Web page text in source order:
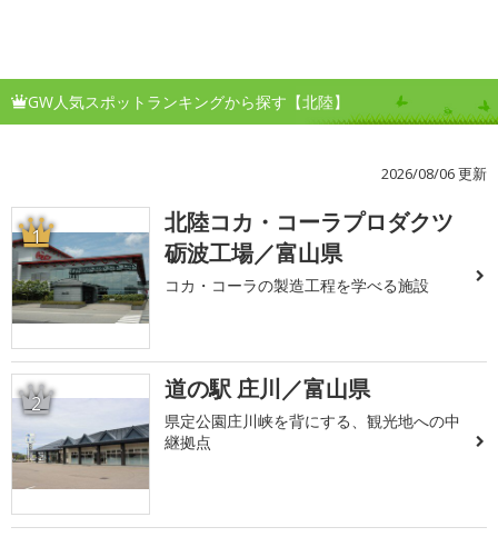
GW人気スポットランキングから探す【北陸】
2026/08/06 更新
1
北陸コカ・コーラプロダクツ
砺波工場／富山県
コカ・コーラの製造工程を学べる施設
2 道の駅 庄川／富山県
県定公園庄川峡を背にする、観光地への中
継拠点